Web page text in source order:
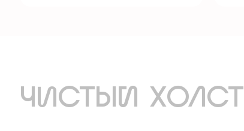
ЧИСТЫЙ ХОЛСТ